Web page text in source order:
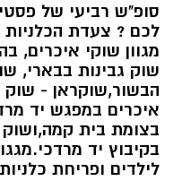
סופ"ש רביעי של
לכם ? צעדת
מגוון שוקי איכרים,
שוק גבינות בבארי,
הבשור,שוקראן - שוק
איכרים במפגש יד
בצומת בית
בקיבוץ יד
לילדים ופריחת